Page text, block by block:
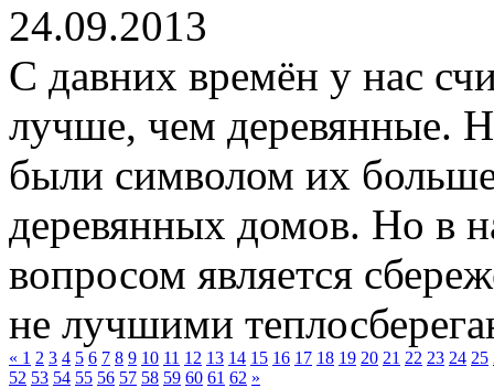
24.09.2013
С давних времён у нас
лучше, чем деревянные.
были символом их
деревянных домов. Но в
вопросом является
не лучшими
« 1 2 3 4 5 6 7 8 9 10 11 12 13 14 15 16 17 18 19 20 21 22 23 24 25
52 53 54 55 56 57 58 59 60 61 62 »